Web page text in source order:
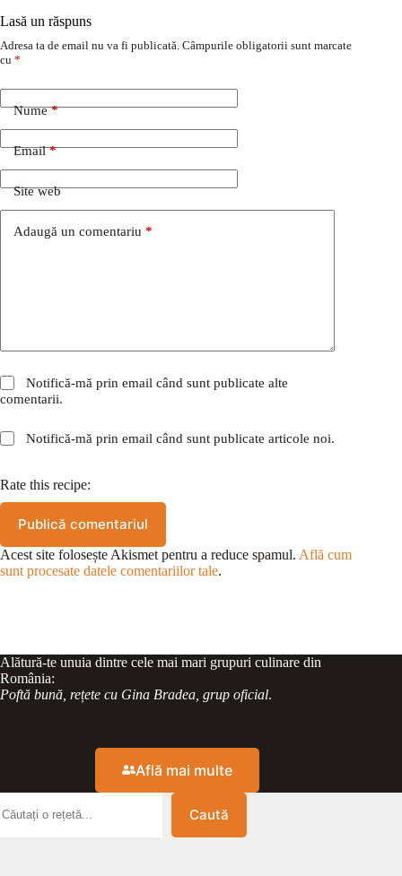
Lasă un răspuns
Adresa ta de email nu va fi publicată. Câmpurile obligatorii sunt marcate
cu *
Nume*
Email*
Site web
Adaugă un comentariu *
Notifică-mă prin email când sunt publicate alte
comentarii.
Notifică-mă prin email când sunt publicate articole noi.
Rate this recipe:
Publică comentariul
Acest site folosește Akismet pentru a reduce spamul. Află cum
sunt procesate datele comentariilor tale.
Alătură-te unuia dintre cele mai mari grupuri culinare din
România:
Poftă bună, rețete cu Gina Bradea, grup oficial.
Află mai multe
Caută